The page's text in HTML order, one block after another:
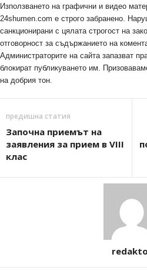
Използването на графични и видео
24shumen.com е строго забранено.
санкционирани с цялата строгост на
отговорност за съдържанието на
Администраторите на сайта запазват
блокират публикуването им.
на добрия тон.
предишна статия
Започна приемът на
заявления за прием в VIII
клас